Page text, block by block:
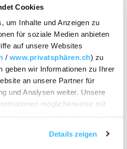
Cookies
um Inhalte und Anzeigen zu
für soziale Medien anbieten
auf unsere Websites
/ www.privatsphären.ch) zu
geben wir Informationen zu Ihrer
an unsere Partner für
und Analysen weiter. Unsere
möglicherweise mit
Details zeigen